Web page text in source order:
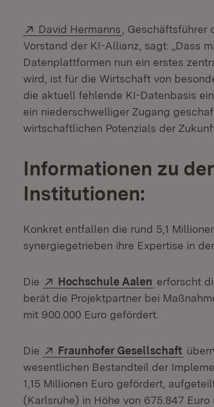
Extern:
David Hermanns (Öffnet in neuem
,
Vorstand der KI-Allianz, sagt: „Dass
Datenplattformen nun ein erstes
wird, ist für die Wirtschaft von
die aktuell fehlende KI-Datenbasis
ein niederschwelliger Zugang
wirtschaftlichen Potenzials der
Informationen zu
Institutionen:
Konkret entfallen die rund 5,1
synergiegetrieben ihre Expertise in
Die Extern:
Hochschule Aalen (Öffnet in
erforscht
berät die Projektpartner bei
mit 900.000 Euro gefördert.
Die Extern:
Fraunhofer Gesellschaft
wesentlichen Bestandteil der
1,15 Millionen Euro gefördert,
(Karlsruhe) in Höhe von 675.847